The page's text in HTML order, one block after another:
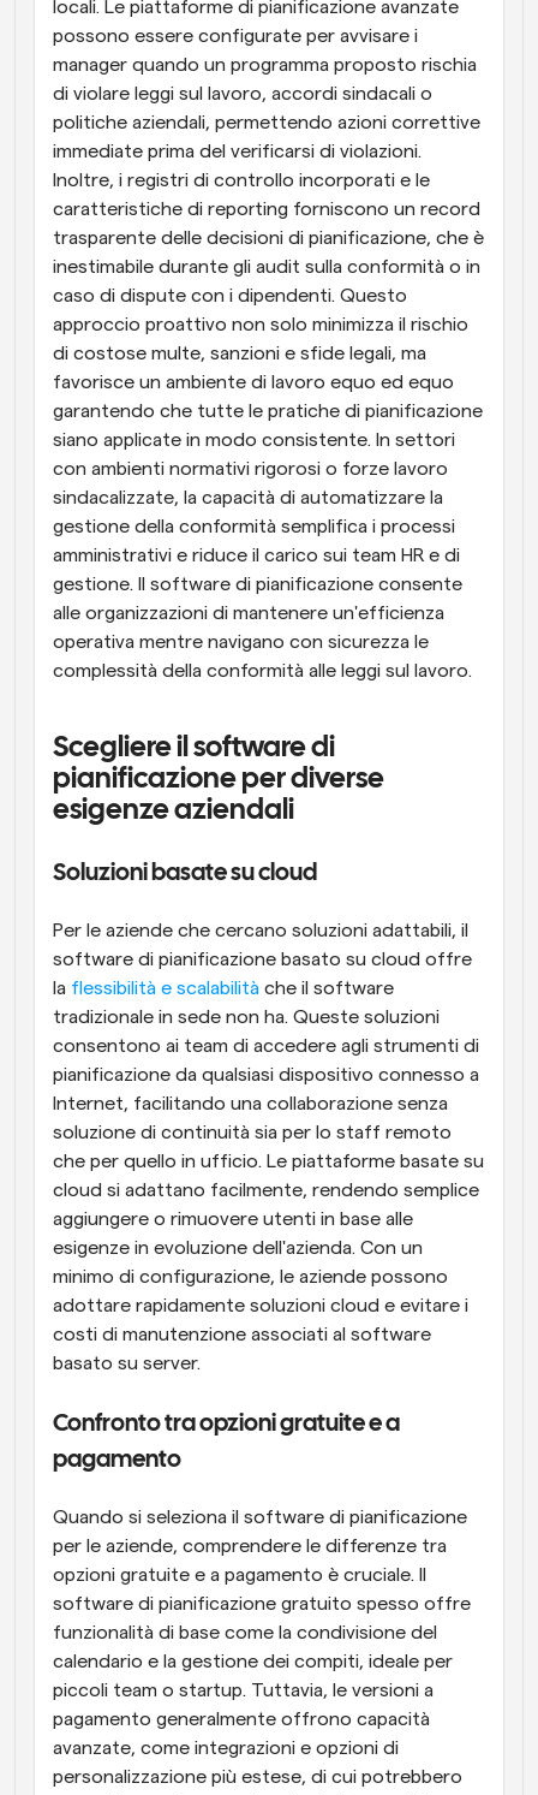
locali. Le piattaforme di pianificazione avanzate
possono essere configurate per avvisare i
manager quando un programma proposto rischia
di violare leggi sul lavoro, accordi sindacali o
politiche aziendali, permettendo azioni correttive
immediate prima del verificarsi di violazioni.
Inoltre, i registri di controllo incorporati e le
caratteristiche di reporting forniscono un record
trasparente delle decisioni di pianificazione, che è
inestimabile durante gli audit sulla conformità o in
caso di dispute con i dipendenti. Questo
approccio proattivo non solo minimizza il rischio
di costose multe, sanzioni e sfide legali, ma
favorisce un ambiente di lavoro equo ed equo
garantendo che tutte le pratiche di pianificazione
siano applicate in modo consistente. In settori
con ambienti normativi rigorosi o forze lavoro
sindacalizzate, la capacità di automatizzare la
gestione della conformità semplifica i processi
amministrativi e riduce il carico sui team HR e di
gestione. Il software di pianificazione consente
alle organizzazioni di mantenere un'efficienza
operativa mentre navigano con sicurezza le
complessità della conformità alle leggi sul lavoro.
Scegliere il software di
pianificazione per diverse
esigenze aziendali
Soluzioni basate su cloud
Per le aziende che cercano soluzioni adattabili, il
software di pianificazione basato su cloud offre
la flessibilità e scalabilità che il software
tradizionale in sede non ha. Queste soluzioni
consentono ai team di accedere agli strumenti di
pianificazione da qualsiasi dispositivo connesso a
Internet, facilitando una collaborazione senza
soluzione di continuità sia per lo staff remoto
che per quello in ufficio. Le piattaforme basate su
cloud si adattano facilmente, rendendo semplice
aggiungere o rimuovere utenti in base alle
esigenze in evoluzione dell'azienda. Con un
minimo di configurazione, le aziende possono
adottare rapidamente soluzioni cloud e evitare i
costi di manutenzione associati al software
basato su server.
Confronto tra opzioni gratuite e a
pagamento
Quando si seleziona il software di pianificazione
per le aziende, comprendere le differenze tra
opzioni gratuite e a pagamento è cruciale. Il
software di pianificazione gratuito spesso offre
funzionalità di base come la condivisione del
calendario e la gestione dei compiti, ideale per
piccoli team o startup. Tuttavia, le versioni a
pagamento generalmente offrono capacità
avanzate, come integrazioni e opzioni di
personalizzazione più estese, di cui potrebbero